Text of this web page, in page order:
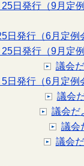
日発行（9月定例
発行（6月定例
日発行（9月定例
議会
発行（6月定例
議会
議会だ
議会
議会